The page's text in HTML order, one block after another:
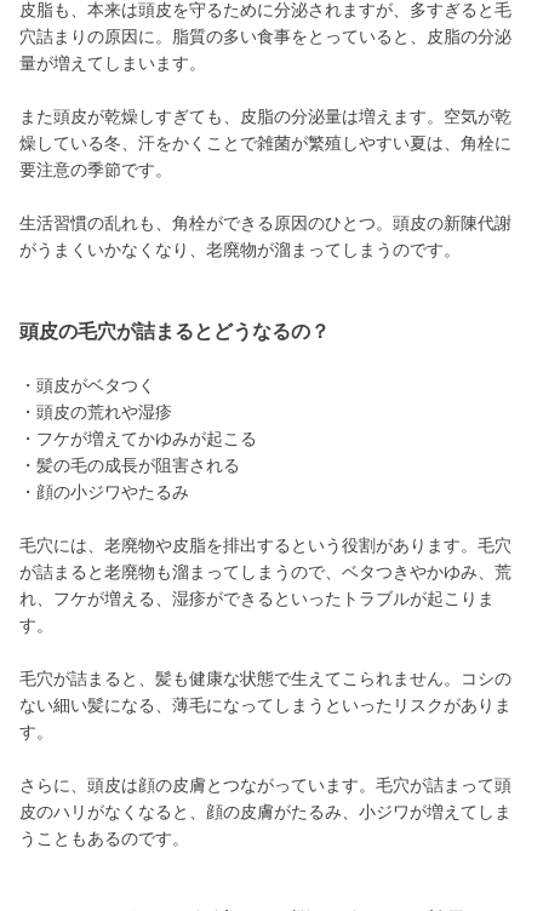
皮脂も、本来は頭皮を守るために分泌されますが、多すぎると毛
穴詰まりの原因に。脂質の多い食事をとっていると、皮脂の分泌
量が増えてしまいます。
また頭皮が乾燥しすぎても、皮脂の分泌量は増えます。空気が乾
燥している冬、汗をかくことで雑菌が繁殖しやすい夏は、角栓に
要注意の季節です。
生活習慣の乱れも、角栓ができる原因のひとつ。頭皮の新陳代謝
がうまくいかなくなり、老廃物が溜まってしまうのです。
頭皮の毛穴が詰まるとどうなるの？
・頭皮がベタつく
・頭皮の荒れや湿疹
・フケが増えてかゆみが起こる
・髪の毛の成長が阻害される
・顔の小ジワやたるみ
毛穴には、老廃物や皮脂を排出するという役割があります。毛穴
が詰まると老廃物も溜まってしまうので、ベタつきやかゆみ、荒
れ、フケが増える、湿疹ができるといったトラブルが起こりま
す。
毛穴が詰まると、髪も健康な状態で生えてこられません。コシの
ない細い髪になる、薄毛になってしまうといったリスクがありま
す。
さらに、頭皮は顔の皮膚とつながっています。毛穴が詰まって頭
皮のハリがなくなると、顔の皮膚がたるみ、小ジワが増えてしま
うこともあるのです。